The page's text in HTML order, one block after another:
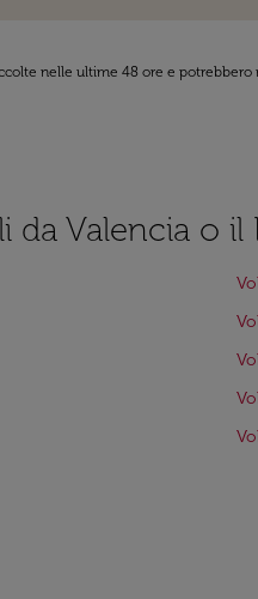
nelle ultime 48 ore e
da Valencia o il